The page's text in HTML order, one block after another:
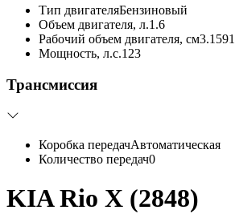
Тип двигателяБензиновый
Объем двигателя, л.1.6
Рабочий объем двигателя, см3.1591
Мощность, л.с.123
Трансмиссия
Коробка передачАвтоматическая
Количество передач0
KIA Rio X (2848)